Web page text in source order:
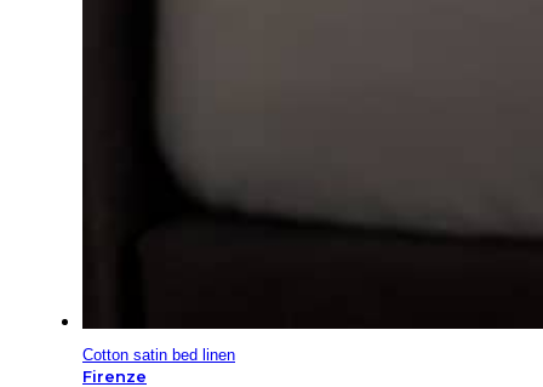
Cotton satin bed linen
Firenze